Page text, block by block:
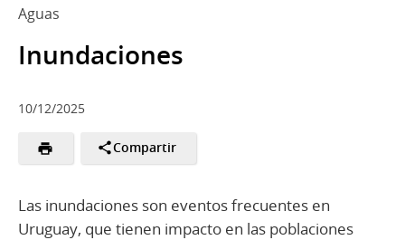
Aguas
Inundaciones
10/12/2025
Compartir
Las inundaciones son eventos frecuentes en
Uruguay, que tienen impacto en las poblaciones